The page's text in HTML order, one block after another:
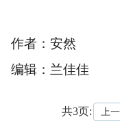
作者：安然
编辑：兰佳佳
共3页: 上